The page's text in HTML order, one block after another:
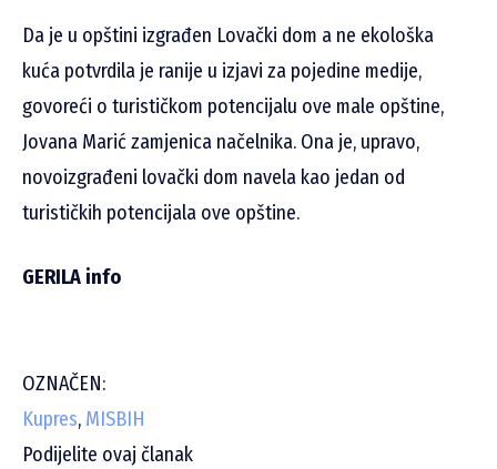
Da je u opštini izgrađen Lovački dom a ne ekološka
kuća potvrdila je ranije u izjavi za pojedine medije,
govoreći o turističkom potencijalu ove male opštine,
Jovana Marić zamjenica načelnika. Ona je, upravo,
novoizgrađeni lovački dom navela kao jedan od
turističkih potencijala ove opštine.
GERILA info
OZNAČEN:
Kupres, MISBIH
Podijelite ovaj članak